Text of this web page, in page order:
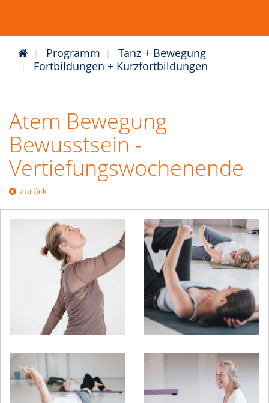
Programm
Tanz + Bewegung
Fortbildungen + Kurzfortbildungen
Atem Bewegung
Bewusstsein -
Vertiefungswochenende
zurück